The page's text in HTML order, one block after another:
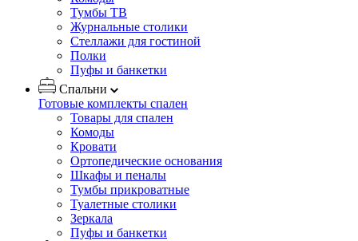
Тумбы ТВ
Журнальные столики
Стеллажи для гостиной
Полки
Пуфы и банкетки
Спальни
Готовые комплекты спален
Товары для спален
Комоды
Кровати
Ортопедические основания
Шкафы и пеналы
Тумбы прикроватные
Туалетные столики
Зеркала
Пуфы и банкетки